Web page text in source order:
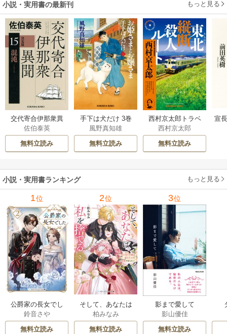
小説・実用書の最新刊 もっと見る
交代寄合伊那衆異
聞 15巻
佐伯泰英
無料立読み
手下は犬だけ 3巻
風野真知雄
無料立読み
西村京太郎トラベ
ルミステリー・セ
レクション 2巻
西村京太郎
無料立読み
宣
小説・実用書ランキング もっと見る
1位
公爵家の長女でし
た
鈴音さや
無料立読み
2位
そして、あなたは
私を捨てる
柏みなみ
無料立読み
3位
影まで愛して
影山優佳
無料立読み